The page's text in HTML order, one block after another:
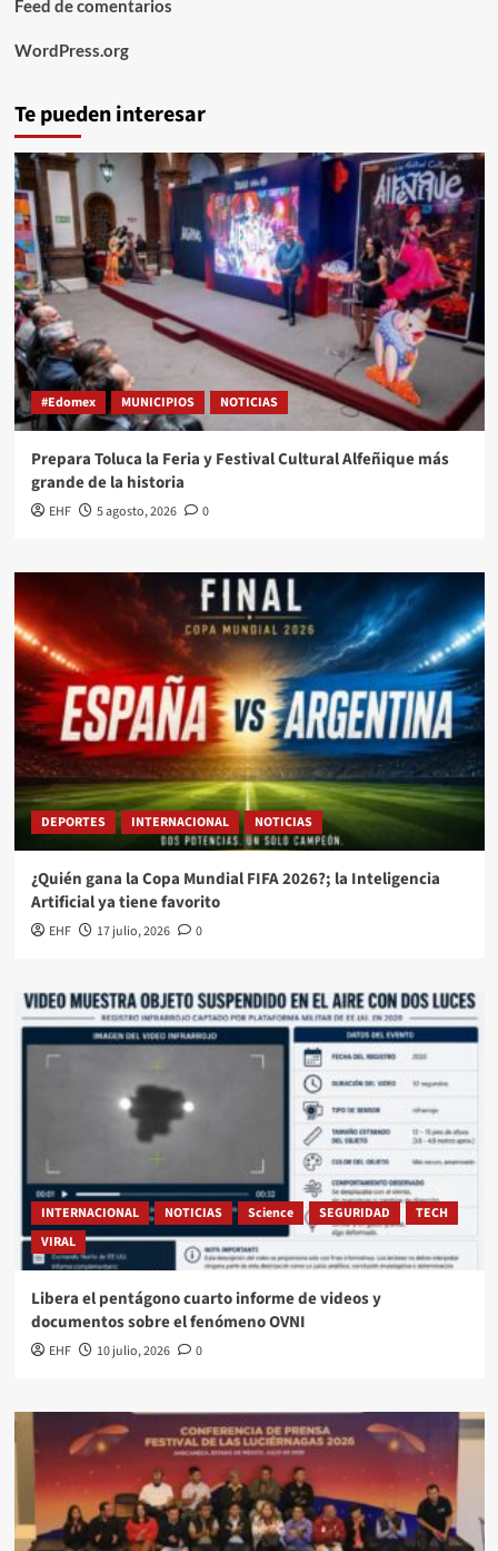
Feed de comentarios
WordPress.org
Te pueden interesar
#Edomex MUNICIPIOS NOTICIAS
Prepara Toluca la Feria y Festival Cultural Alfeñique más
grande de la historia
EHF 5 agosto, 2026 0
DEPORTES INTERNACIONAL NOTICIAS
¿Quién gana la Copa Mundial FIFA 2026?; la Inteligencia
Artificial ya tiene favorito
EHF 17 julio, 2026 0
INTERNACIONAL NOTICIAS Science SEGURIDAD
TECH
VIRAL
Libera el pentágono cuarto informe de videos y
documentos sobre el fenómeno OVNI
EHF 10 julio, 2026 0